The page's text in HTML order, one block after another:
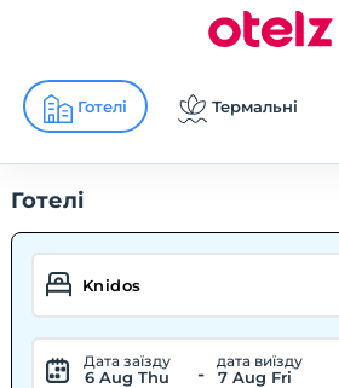
Готелі Термальні
Готелі
Дата заїзду
6 Aug Thu -
дата виїзду
7 Aug Fri